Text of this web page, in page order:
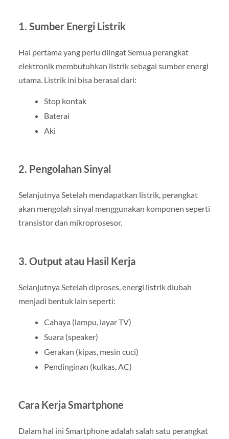
1. Sumber Energi Listrik
Hal pertama yang perlu diingat Semua perangkat
elektronik membutuhkan listrik sebagai sumber energi
utama. Listrik ini bisa berasal dari:
Stop kontak
Baterai
Aki
2. Pengolahan Sinyal
Selanjutnya Setelah mendapatkan listrik, perangkat
akan mengolah sinyal menggunakan komponen seperti
transistor dan mikroprosesor.
3. Output atau Hasil Kerja
Selanjutnya Setelah diproses, energi listrik diubah
menjadi bentuk lain seperti:
Cahaya (lampu, layar TV)
Suara (speaker)
Gerakan (kipas, mesin cuci)
Pendinginan (kulkas, AC)
Cara Kerja Smartphone
Dalam hal ini Smartphone adalah salah satu perangkat